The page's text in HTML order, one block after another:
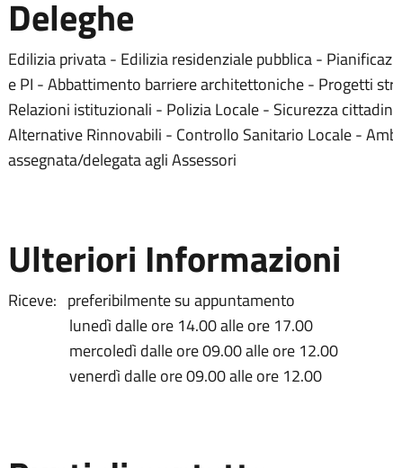
Deleghe
Edilizia privata - Edilizia residenziale pubblica -
e PI - Abbattimento barriere architettoniche - Progetti
Relazioni istituzionali - Polizia Locale - Sicurezza
Alternative Rinnovabili - Controllo Sanitario Locale -
assegnata/delegata agli Assessori
Ulteriori Informazioni
Riceve: preferibilmente su appuntamento
lunedì dalle ore 14.00 alle ore 17.00
mercoledì dalle ore 09.00 alle ore 12.00
venerdì dalle ore 09.00 alle ore 12.00